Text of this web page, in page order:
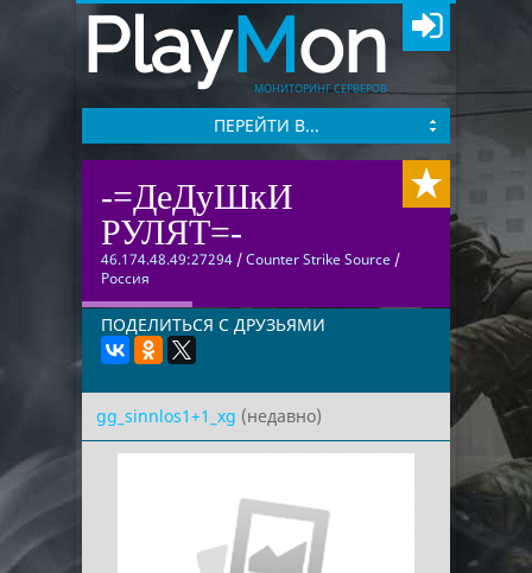
PlayMon
МОНИТОРИНГ СЕРВЕРОВ
ПЕРЕЙТИ В...
-=ДеДуШкИ
РУЛЯТ=-
46.174.48.49:27294 /Counter Strike Source /
Россия
ПОДЕЛИТЬСЯ С ДРУЗЬЯМИ
gg_sinnlos1+1_xg (недавно)